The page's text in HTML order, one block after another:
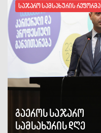
საჯარო სამსახურის რეფორმა
გაეროს საჯარო
სამსახურის დღე